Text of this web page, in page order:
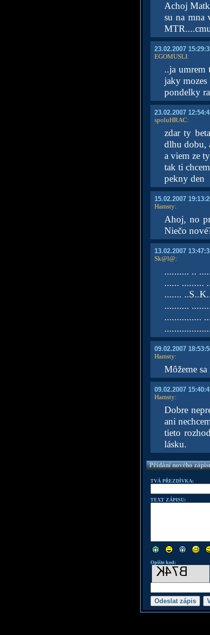
Achoj
su na mna
23.02.2007
EGOMUSLI:
..ja umrem
jaky mozes
pondelky
23.02.2007
spoluHRAC:
zdar ty
dlhu dobu,
a viem ze
tak ti
pekny den
15.02.2007
Hamsty:
Ahoj, no
Niečo
13.02.2007
Sk@l@:
.......... ..
...... .........
.......
..........
...............
09.02.2007
Hamsty:
Môžeme
09.02.2007
Hamsty:
Dobre
ani
tieto
lásku.
Přidání nového
TVÁ PŘEZDÍVKA:
TEXT ZÁPISU:
Opište kod: